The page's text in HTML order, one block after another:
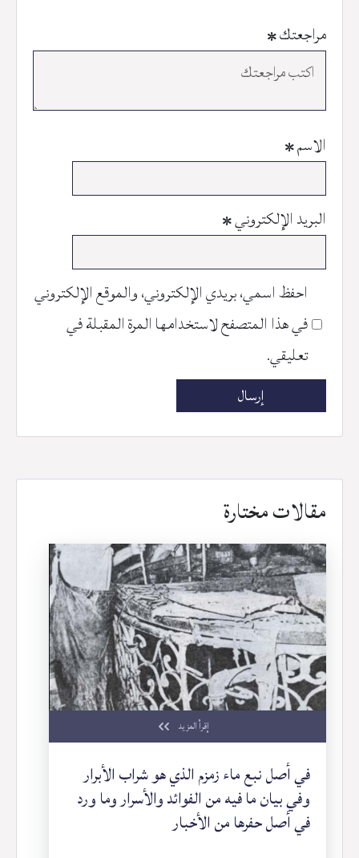
مراجعتك*
الاسم*
البريد الإلكتروني*
احفظ اسمي، بريدي الإلكتروني، والموقع الإلكتروني
في هذا المتصفح لاستخدامها المرة المقبلة في
تعليقي.
مقالات مختارة
إقرأ المزيد
في أصل نبع ماء زمزم الذي هو شراب الأبرار
وفي بيان ما فيه من الفوائد والأسرار وما ورد
في أصل حفرها من الأخبار